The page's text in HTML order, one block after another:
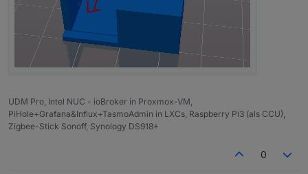
UDM Pro, Intel NUC - ioBroker in Proxmox-VM,
PiHole+Grafana&Influx+TasmoAdmin in LXCs, Raspberry Pi3 (als CCU),
Zigbee-Stick Sonoff, Synology DS918+
0